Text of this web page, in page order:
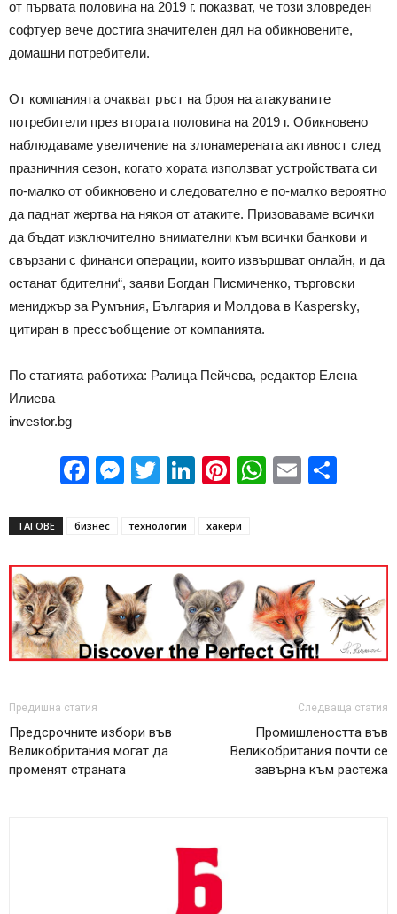
от първата половина на 2019 г. показват, че този зловреден
софтуер вече достига значителен дял на обикновените,
домашни потребители.
От компанията очакват ръст на броя на атакуваните
потребители през втората половина на 2019 г. Обикновено
наблюдаваме увеличение на злонамерената активност след
празничния сезон, когато хората използват устройствата си
по-малко от обикновено и следователно е по-малко вероятно
да паднат жертва на някоя от атаките. Призоваваме всички
да бъдат изключително внимателни към всички банкови и
свързани с финанси операции, които извършват онлайн, и да
останат бдителни“, заяви Богдан Писмиченко, търговски
мениджър за Румъния, България и Молдова в Kaspersky,
цитиран в прессъобщение от компанията.
По статията работиха: Ралица Пейчева, редактор Елена
Илиева
investor.bg
Facebook
Messenger
Twitter
LinkedIn
Pinterest
WhatsApp
Email
ТАГОВЕ бизнес технологии хакери
Предишна статия
Предсрочните избори във
Великобритания могат да
променят страната
Следваща статия
Промишлеността във
Великобритания почти се
завърна към растежа